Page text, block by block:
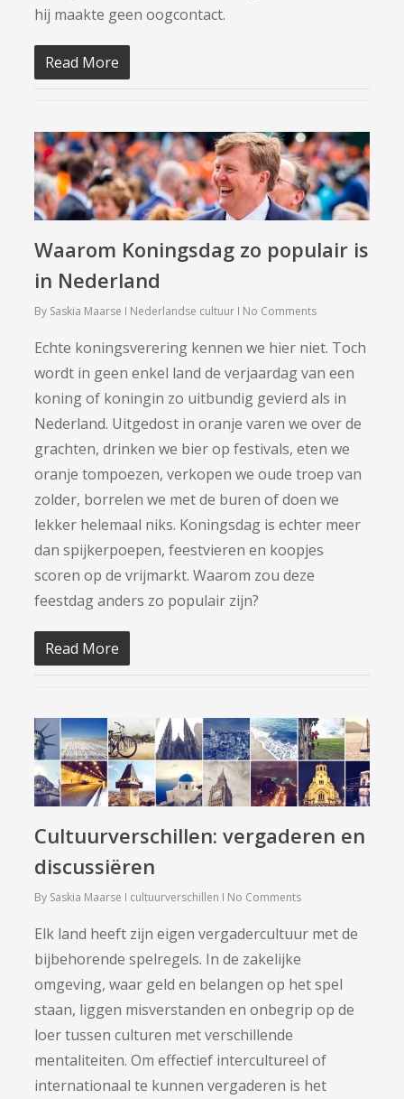
hij maakte geen oogcontact.
Read More
Waarom Koningsdag zo populair is
in Nederland
By Saskia Maarse Nederlandse cultuur No Comments
Echte koningsverering kennen we hier niet. Toch
wordt in geen enkel land de verjaardag van een
koning of koningin zo uitbundig gevierd als in
Nederland. Uitgedost in oranje varen we over de
grachten, drinken we bier op festivals, eten we
oranje tompoezen, verkopen we oude troep van
zolder, borrelen we met de buren of doen we
lekker helemaal niks. Koningsdag is echter meer
dan spijkerpoepen, feestvieren en koopjes
scoren op de vrijmarkt. Waarom zou deze
feestdag anders zo populair zijn?
Read More
Cultuurverschillen: vergaderen en
discussiëren
By Saskia Maarse cultuurverschillen No Comments
Elk land heeft zijn eigen vergadercultuur met de
bijbehorende spelregels. In de zakelijke
omgeving, waar geld en belangen op het spel
staan, liggen misverstanden en onbegrip op de
loer tussen culturen met verschillende
mentaliteiten. Om effectief intercultureel of
internationaal te kunnen vergaderen is het